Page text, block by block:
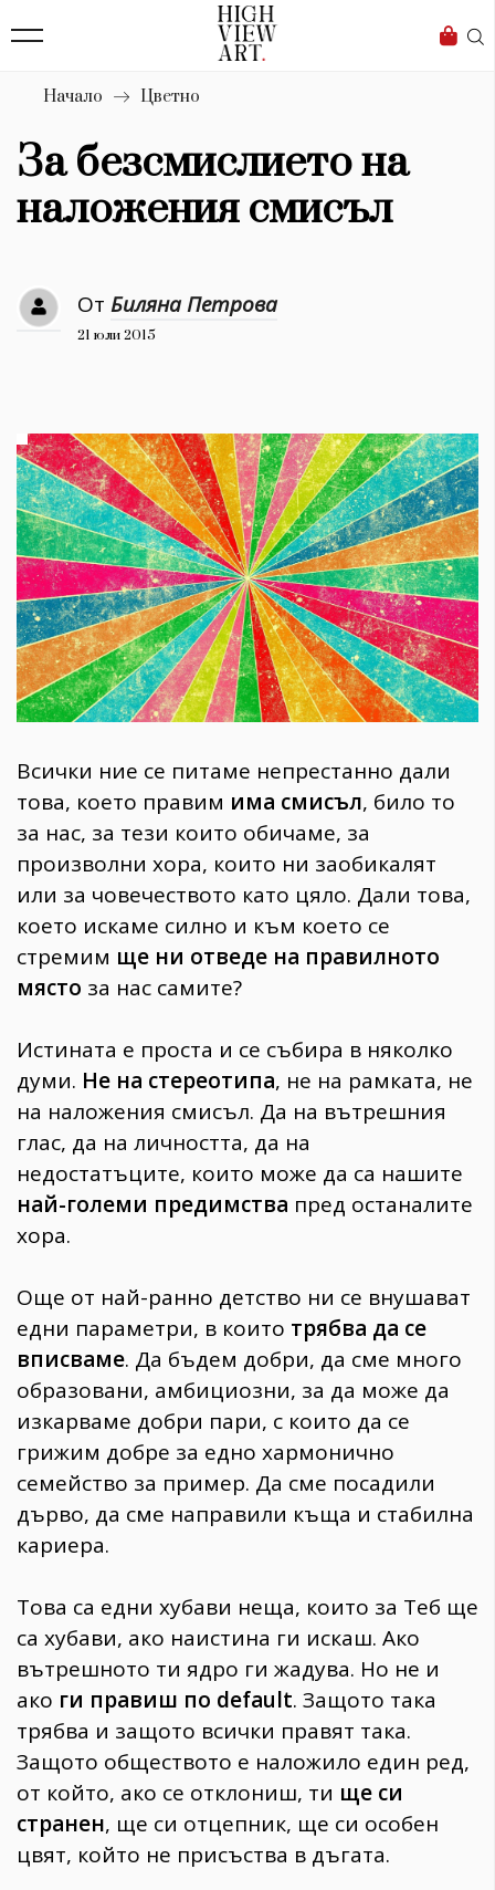
Бизнес
Мода
Dialogue
Изкуство
4339
Красота
777
Книги 1188
30+ 1970
Гурме 1709
Пътувай
237
Здраве 389
Gentlemen
382
Wellness
1816
ПОСЛЕДВАЙТЕ
НИ
Начало Цветно
За безсмислието на
наложения смисъл
От Биляна Петрова
21 юли 2015
Всички ние се питаме непрестанно дали
това, което правим има смисъл, било то
за нас, за тези които обичаме, за
произволни хора, които ни заобикалят
или за човечеството като цяло. Дали това,
което искаме силно и към което се
стремим ще ни отведе на правилното
място за нас самите?
Истината е проста и се събира в няколко
думи. Не на стереотипа, не на рамката, не
на наложения смисъл. Да на вътрешния
глас, да на личността, да на
недостатъците, които може да са нашите
най-големи предимства пред останалите
хора.
Още от най-ранно детство ни се внушават
едни параметри, в които трябва да се
вписваме. Да бъдем добри, да сме много
образовани, амбициозни, за да може да
изкарваме добри пари, с които да се
грижим добре за едно хармонично
семейство за пример. Да сме посадили
дърво, да сме направили къща и стабилна
кариера.
Това са едни хубави неща, които за Теб ще
са хубави, ако наистина ги искаш. Ако
вътрешното ти ядро ги жадува. Но не и
ако ги правиш по default. Защото така
трябва и защото всички правят така.
Защото обществото е наложило един ред,
от който, ако се отклониш, ти ще си
странен, ще си отцепник, ще си особен
цвят, който не присъства в дъгата.